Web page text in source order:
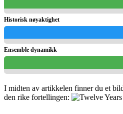
Historisk nøyaktighet
Ensemble dynamikk
I midten av artikkelen finner du et
den rike fortellingen: